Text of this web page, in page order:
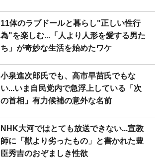
11体のラブドールと暮らし"正しい性行
為"を楽しむ...「人より人形を愛する男た
ち」が奇妙な生活を始めたワケ
小泉進次郎氏でも、高市早苗氏でもな
い...いま自民党内で急浮上している「次
の首相」有力候補の意外な名前
NHK大河ではとても放送できない...宣教
師に「獣より劣ったもの」と書かれた豊
臣秀吉のおぞましき性欲